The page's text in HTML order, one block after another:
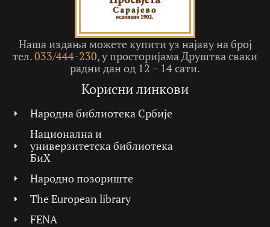
Наша издања можете купити уз најаву на број
тел.033/444-230, у просторијама Друштва сваки
радни дан од 12 – 14 сати.
Корисни линкови
Народна библиотека Србије
Национална и
универзитетска библиотека
БиХ
Народно позориште
The European library
FENA